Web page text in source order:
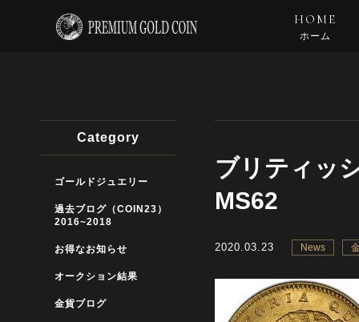
HOME
ホーム
ブリティッ
MS62
2020.03.23 News
Category
ゴールドジュエリー
過去ブログ（COIN23）
2016~2018
お得なお知らせ
オークション結果
金貨ブログ